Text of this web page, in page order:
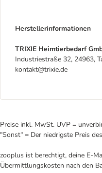
Herstellerinformationen
TRIXIE Heimtierbedarf
Industriestraße 32, 24963,
kontakt@trixie.de
Preise inkl. MwSt. UVP =
"Sonst" = Der niedrigste Preis
zooplus ist berechtigt, deine E-
Übermittlungskosten nach den